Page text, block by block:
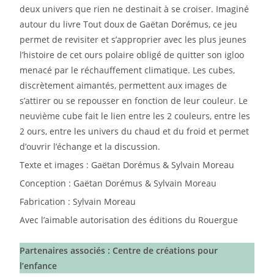
deux univers que rien ne destinait à se croiser. Imaginé
autour du livre Tout doux de Gaëtan Dorémus, ce jeu
permet de revisiter et s’approprier avec les plus jeunes
l’histoire de cet ours polaire obligé de quitter son igloo
menacé par le réchauffement climatique. Les cubes,
discrètement aimantés, permettent aux images de
s’attirer ou se repousser en fonction de leur couleur. Le
neuvième cube fait le lien entre les 2 couleurs, entre les
2 ours, entre les univers du chaud et du froid et permet
d’ouvrir l’échange et la discussion.
Texte et images : Gaëtan Dorémus & Sylvain Moreau
Conception : Gaëtan Dorémus & Sylvain Moreau
Fabrication : Sylvain Moreau
Avec l’aimable autorisation des éditions du Rouergue
Partenaires associés : Centre de créations pour
l’enfance